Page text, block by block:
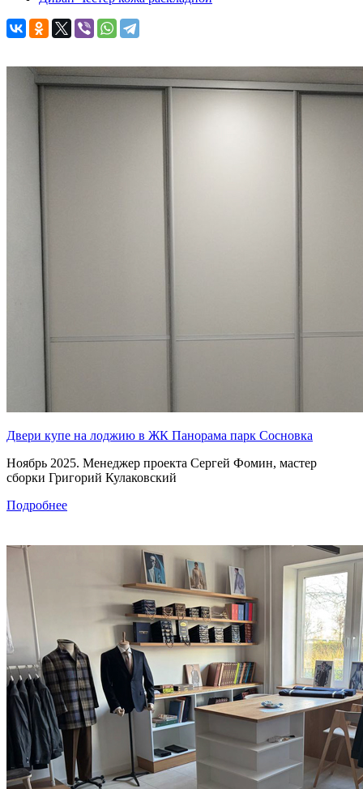
Двери купе на лоджию в ЖК Панорама парк Сосновка
Ноябрь 2025. Менеджер проекта Сергей Фомин, мастер
сборки Григорий Кулаковский
Подробнее